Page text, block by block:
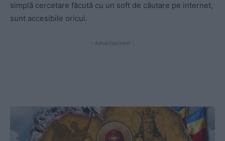
simplă cercetare făcută cu un soft de căutare pe internet,
sunt accesibile oricui.
- Advertisement -